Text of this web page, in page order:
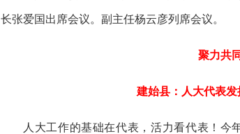
长张爱国出席会议。副主任杨云彦列席会议。
聚力共
建始县：人大代表
人大工作的基础在代表，活力看代表！今